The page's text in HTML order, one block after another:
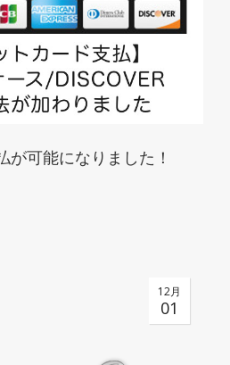
が可能になりました！
12月
01